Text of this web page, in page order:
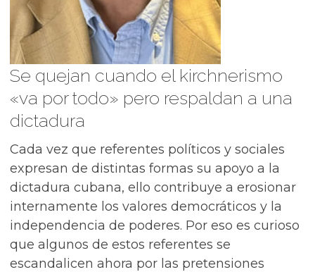
Se quejan cuando el kirchnerismo
«va por todo» pero respaldan a una
dictadura
Cada vez que referentes políticos y sociales
expresan de distintas formas su apoyo a la
dictadura cubana, ello contribuye a erosionar
internamente los valores democráticos y la
independencia de poderes. Por eso es curioso
que algunos de estos referentes se
escandalicen ahora por las pretensiones